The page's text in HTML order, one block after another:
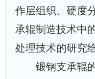
作层组织、硬度
承辊制造技术中
处理技术的研究
锻钢支承辊的